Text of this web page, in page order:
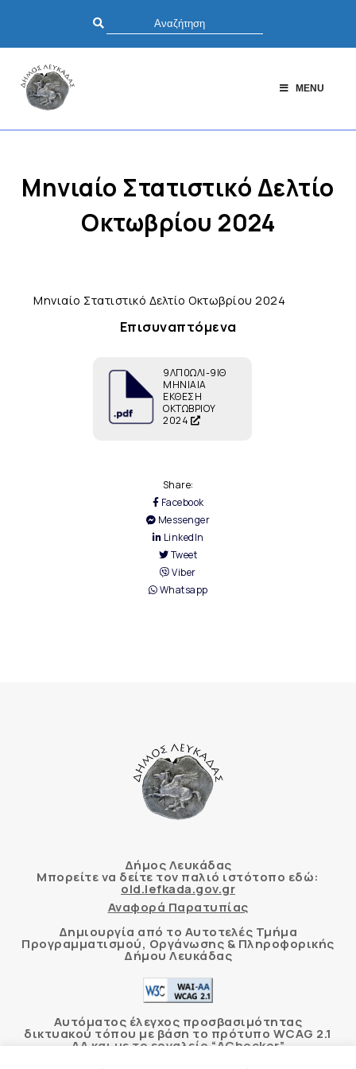
MENU
Μηνιαίο Στατιστικό Δελτίο
Οκτωβρίου 2024
Μηνιαίο Στατιστικό Δελτίο Οκτωβρίου 2024
Επισυναπτόμενα
9ΛΠ0ΩΛΙ-9ΙΘ
ΜΗΝΙΑΙΑ
ΕΚΘΕΣΗ
ΟΚΤΩΒΡΙΟΥ
2024
Share:
Facebook
Messenger
LinkedIn
Tweet
Viber
Whatsapp
Δήμος Λευκάδας
Μπορείτε να δείτε τον παλιό ιστότοπο εδώ:
old.lefkada.gov.gr
Αναφορά Παρατυπίας
Δημιουργία από το Αυτοτελές Τμήμα
Προγραμματισμού, Οργάνωσης & Πληροφορικής
Δήμου Λευκάδας
Αυτόματος έλεγχος προσβασιμότητας
δικτυακού τόπου με βάση το πρότυπο WCAG 2.1
AA και με το εργαλείο “AChecker”